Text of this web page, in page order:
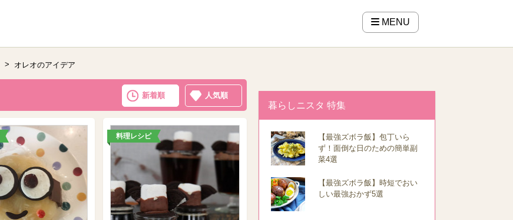
MENU
オレオのアイデア
新着順 人気順
料理レシピ
暮らしニスタ 特集
【最強ズボラ飯】包丁いら
ず！面倒な日のための簡単副
菜4選
【最強ズボラ飯】時短でおい
しい最強おかず5選